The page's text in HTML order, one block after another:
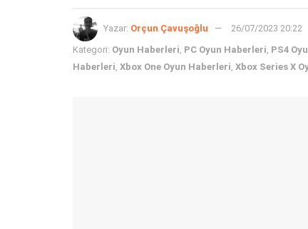
Yazar: Orçun Çavuşoğlu 26/07/2023 20:22
Kategori: Oyun Haberleri, PC Oyun Haberleri, PS4
Haberleri, Xbox One Oyun Haberleri, Xbox Series X